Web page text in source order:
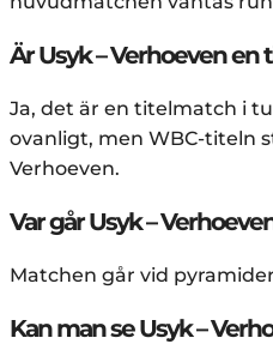
Är Usyk – Verhoeven en
Ja, det är en titelmatch i
ovanligt, men WBC-titeln
Verhoeven.
Var går Usyk –
Matchen går vid
Kan man se Usyk –